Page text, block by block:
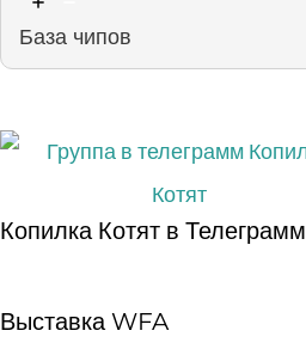
База чипов
Копилка Котят в Телеграмм
Выставка WFA